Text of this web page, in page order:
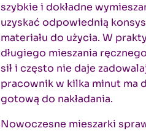
szybkie i dokładne
uzyskać odpowiednią
materiału do użycia. W
długiego mieszania
sił i często nie daje
pracownik w kilka minut ma
gotową do nakładania.
Nowoczesne mieszarki